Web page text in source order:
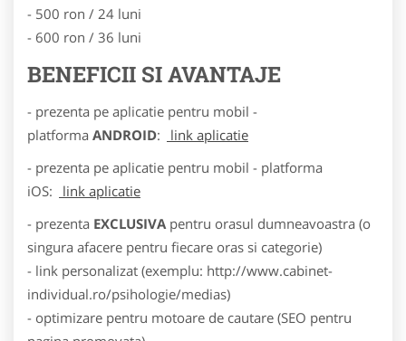
- 500 ron / 24 luni
- 600 ron / 36 luni
BENEFICII SI AVANTAJE
- prezenta pe aplicatie pentru mobil -
platforma ANDROID:
link aplicatie
- prezenta pe aplicatie pentru mobil - platforma
iOS:
link aplicatie
- prezenta EXCLUSIVA pentru orasul dumneavoastra (o
singura afacere pentru fiecare oras si categorie)
- link personalizat (exemplu: http://www.cabinet-
individual.ro/psihologie/medias)
- optimizare pentru motoare de cautare (SEO pentru